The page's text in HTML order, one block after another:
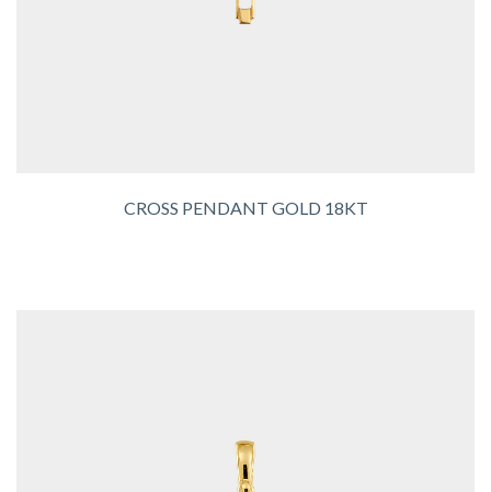
CROSS PENDANT GOLD 18KT